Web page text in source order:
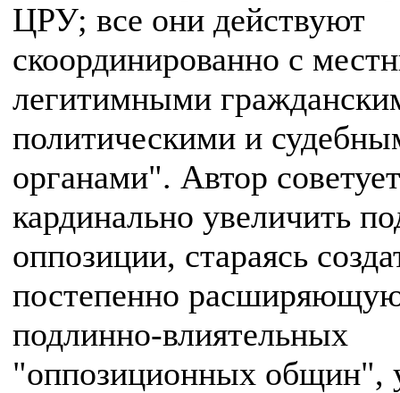
ЦРУ; все они действуют
скоординированно с
легитимными
политическими и
органами". Автор
кардинально увеличить
оппозиции, стараясь
постепенно
подлинно-влиятельных
"оппозиционных общин",